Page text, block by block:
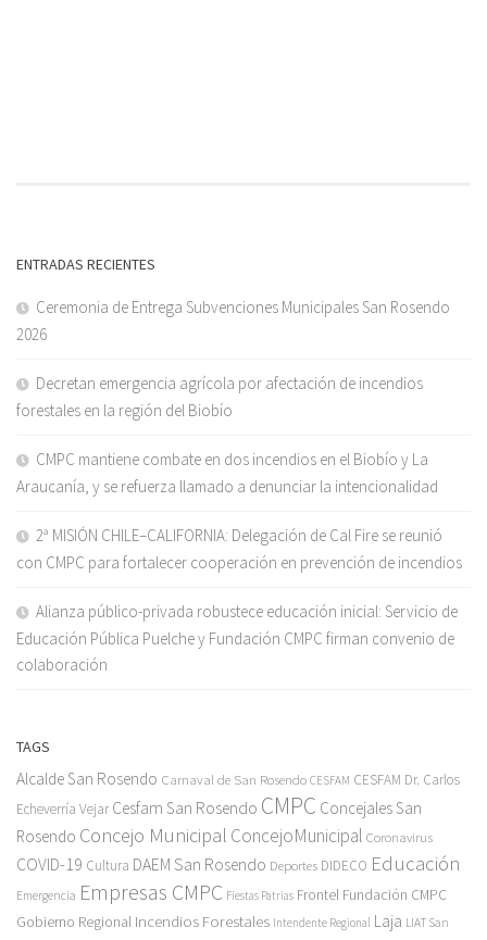
ENTRADAS RECIENTES
Ceremonia de Entrega Subvenciones Municipales San Rosendo
2026
Decretan emergencia agrícola por afectación de incendios
forestales en la región del Biobío
CMPC mantiene combate en dos incendios en el Biobío y La
Araucanía, y se refuerza llamado a denunciar la intencionalidad
2ª MISIÓN CHILE–CALIFORNIA: Delegación de Cal Fire se reunió
con CMPC para fortalecer cooperación en prevención de incendios
Alianza público-privada robustece educación inicial: Servicio de
Educación Pública Puelche y Fundación CMPC firman convenio de
colaboración
TAGS
Alcalde San Rosendo Carnaval de San Rosendo CESFAM CESFAM Dr. Carlos
Echeverría Vejar Cesfam San Rosendo CMPC Concejales San
Rosendo Concejo Municipal ConcejoMunicipal Coronavirus
COVID-19 Cultura DAEM San Rosendo Deportes DIDECO Educación
Emergencia Empresas CMPC Fiestas Patrias Frontel Fundación CMPC
Gobierno Regional Incendios Forestales Intendente Regional Laja LIAT San